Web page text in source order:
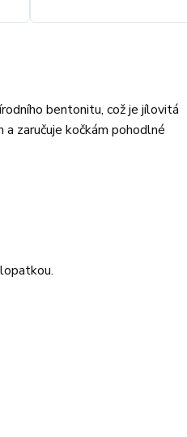
bentonitu, což je jílovitá
zaručuje kočkám pohodlné